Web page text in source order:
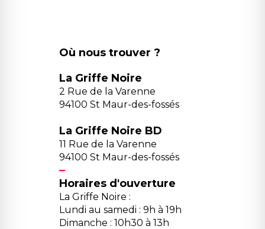
Où nous trouver ?
La Griffe Noire
2 Rue de la Varenne
94100 St Maur-des-fossés
La Griffe Noire BD
11 Rue de la Varenne
94100 St Maur-des-fossés
Horaires d'ouverture
La Griffe Noire :
Lundi au samedi : 9h à 19h
Dimanche : 10h30 à 13h